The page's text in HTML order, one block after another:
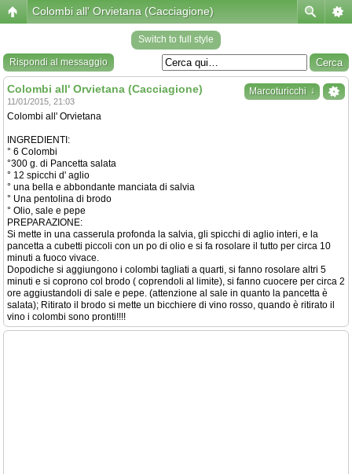
Colombi all' Orvietana (Cacciagione)
Switch to full style
Rispondi al messaggio
Marcoturicchi ↓
Colombi all' Orvietana (Cacciagione)
11/01/2015, 21:03
Colombi all' Orvietana
INGREDIENTI:
° 6 Colombi
°300 g. di Pancetta salata
° 12 spicchi d' aglio
° una bella e abbondante manciata di salvia
° Una pentolina di brodo
° Olio, sale e pepe
PREPARAZIONE:
Si mette in una casserula profonda la salvia, gli spicchi di aglio interi, e la
pancetta a cubetti piccoli con un po di olio e si fa rosolare il tutto per circa 10
minuti a fuoco vivace.
Dopodiche si aggiungono i colombi tagliati a quarti, si fanno rosolare altri 5
minuti e si coprono col brodo ( coprendoli al limite), si fanno cuocere per circa 2
ore aggiustandoli di sale e pepe. (attenzione al sale in quanto la pancetta è
salata); Ritirato il brodo si mette un bicchiere di vino rosso, quando è ritirato il
vino i colombi sono pronti!!!!